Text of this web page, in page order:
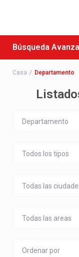
Búsqueda
Casa Departamento
Departamento
Todos los tipos
Todas las
Todas las areas
Ordenar por